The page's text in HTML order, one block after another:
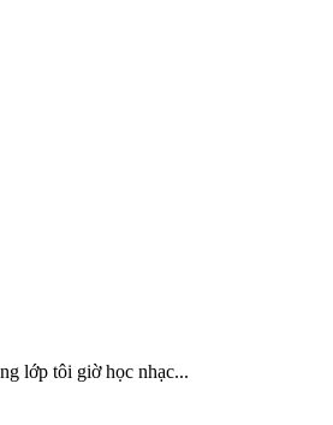
lớp tôi giờ học nhạc...